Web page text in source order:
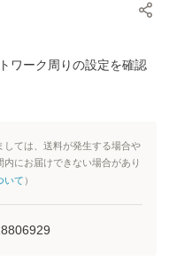
ワーク周りの設定を確認
ては、送料が発生する場合や
にお届けできない場合があり
いて ）